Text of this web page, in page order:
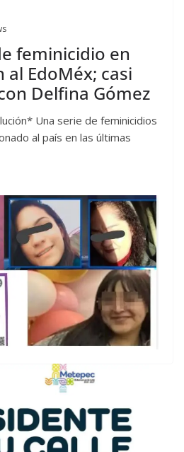
feminicidio en
al EdoMéx; casi
Delfina Gómez
Una serie de feminicidios
al país en las últimas